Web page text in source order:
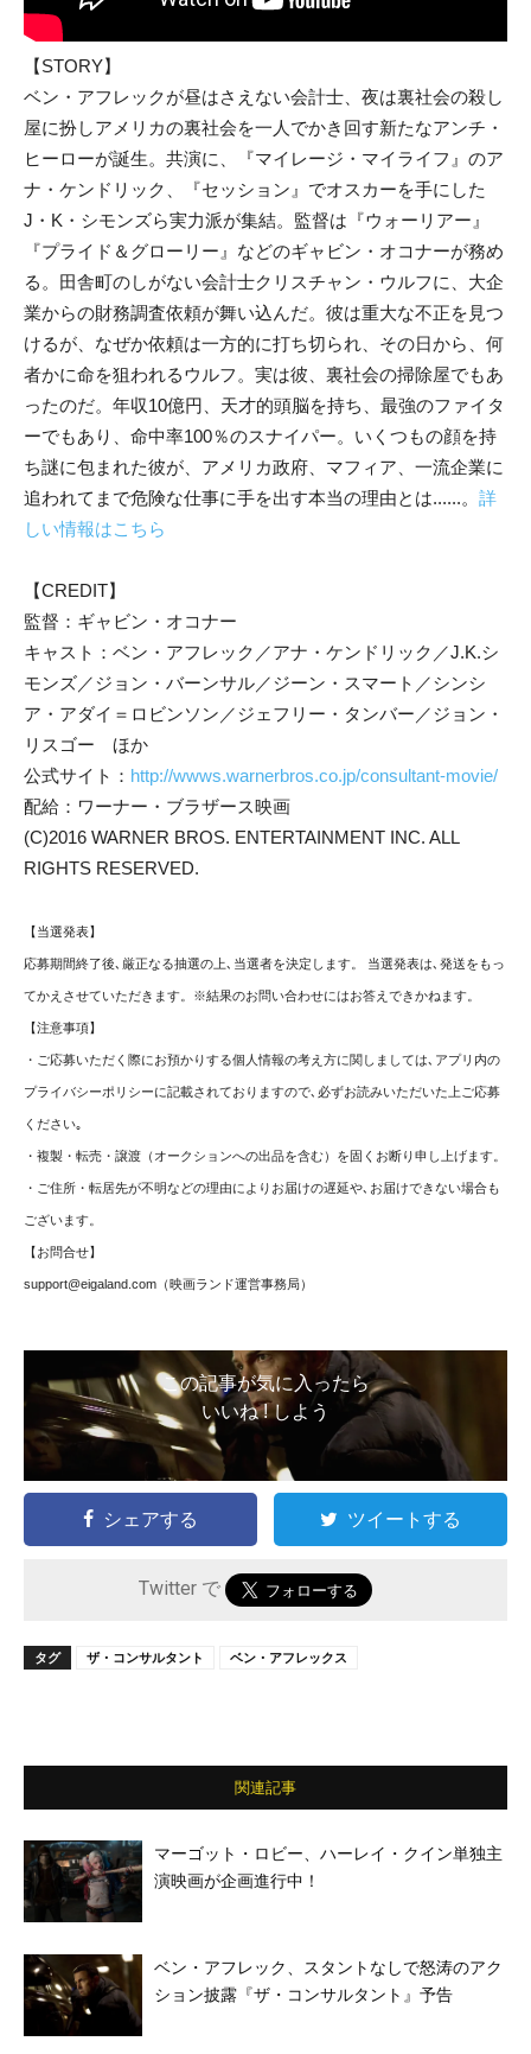
【STORY】
ベン・アフレックが昼はさえない会計士、夜は裏社会の殺し
屋に扮しアメリカの裏社会を一人でかき回す新たなアンチ・
ヒーローが誕生。共演に、『マイレージ・マイライフ』のア
ナ・ケンドリック、『セッション』でオスカーを手にした
J・K・シモンズら実力派が集結。監督は『ウォーリアー』
『プライド＆グローリー』などのギャビン・オコナーが務め
る。田舎町のしがない会計士クリスチャン・ウルフに、大企
業からの財務調査依頼が舞い込んだ。彼は重大な不正を見つ
けるが、なぜか依頼は一方的に打ち切られ、その日から、何
者かに命を狙われるウルフ。実は彼、裏社会の掃除屋でもあ
ったのだ。年収10億円、天才的頭脳を持ち、最強のファイタ
ーでもあり、命中率100％のスナイパー。いくつもの顔を持
ち謎に包まれた彼が、アメリカ政府、マフィア、一流企業に
追われてまで危険な仕事に手を出す本当の理由とは......。 詳
しい情報はこちら
【CREDIT】
監督：ギャビン・オコナー
キャスト：ベン・アフレック／アナ・ケンドリック／J.K.シ
モンズ／ジョン・バーンサル／ジーン・スマート／シンシ
ア・アダイ＝ロビンソン／ジェフリー・タンバー／ジョン・
リスゴー ほか
公式サイト： http://wwws.warnerbros.co.jp/consultant-movie/
配給：ワーナー・ブラザース映画
(C)2016 WARNER BROS. ENTERTAINMENT INC. ALL
RIGHTS RESERVED.
【当選発表】
応募期間終了後､厳正なる抽選の上､当選者を決定します。 当選発表は､発送をもっ
てかえさせていただきます。※結果のお問い合わせにはお答えできかねます。
【注意事項】
・ご応募いただく際にお預かりする個人情報の考え方に関しましては､アプリ内の
プライバシーポリシーに記載されておりますので､必ずお読みいただいた上ご応募
ください｡
・複製・転売・譲渡（オークションへの出品を含む）を固くお断り申し上げます。
・ご住所・転居先が不明などの理由によりお届けの遅延や､お届けできない場合も
ございます。
【お問合せ】
support@eigaland.com （映画ランド運営事務局）
この記事が気に入ったら
いいね ! しよう
シェアする ツイートする
Twitter で
タグ ザ・コンサルタント ベン・アフレックス
関連記事
マーゴット・ロビー、ハーレイ・クイン単独主
演映画が企画進行中！
ベン・アフレック、スタントなしで怒涛のアク
ション披露『ザ・コンサルタント』予告